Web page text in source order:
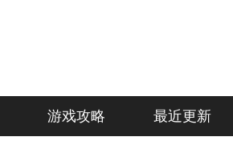
游戏攻略 最近更新